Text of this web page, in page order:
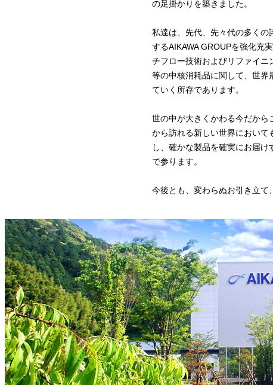
の足掛かりを築きました。
私達は、先代、先々代の多くの
するAIKAWA GROUPを強化充
チフロー技術およびリファイニ
等の中核消耗品に関して、世
ていく所存であります。
世の中が大きくかわる今だか
から訪れる新しい世界におい
し、確かな製品を確実にお届
で参ります。
今後とも、変わらぬお引き立て